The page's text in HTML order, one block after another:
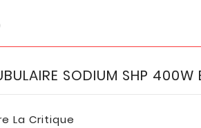
SODIUM SHP 400W
La Critique